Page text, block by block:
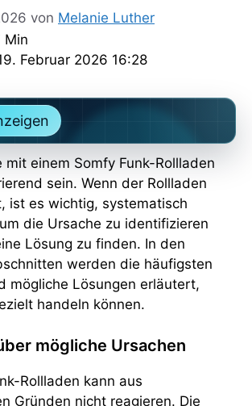
von Melanie Luther
Min
Februar 2026 16:28
mit einem Somfy Funk-Rollladen
sein. Wenn der Rollladen
ist es wichtig, systematisch
die Ursache zu identifizieren
Lösung zu finden. In den
werden die häufigsten
mögliche Lösungen erläutert,
handeln können.
mögliche Ursachen
Rollladen kann aus
Gründen nicht reagieren. Die